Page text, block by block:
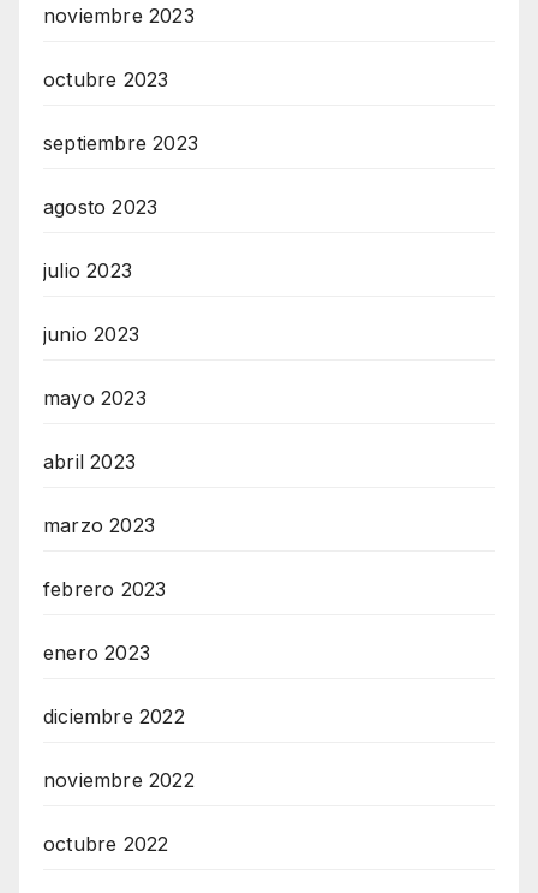
noviembre 2023
octubre 2023
septiembre 2023
agosto 2023
julio 2023
junio 2023
mayo 2023
abril 2023
marzo 2023
febrero 2023
enero 2023
diciembre 2022
noviembre 2022
octubre 2022